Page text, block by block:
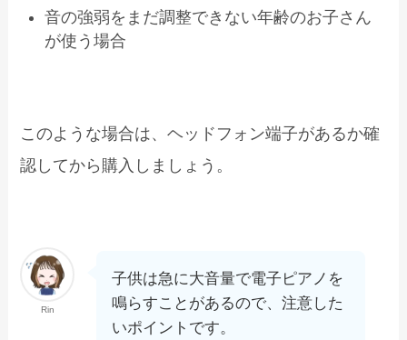
音の強弱をまだ調整できない年齢のお子さん
が使う場合
このような場合は、ヘッドフォン端子があるか確
認してから購入しましょう。
Rin
子供は急に大音量で電子ピアノを
鳴らすことがあるので、注意した
いポイントです。